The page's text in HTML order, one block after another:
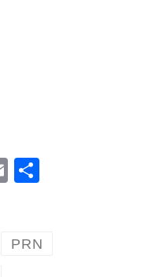
E
l g
PRN